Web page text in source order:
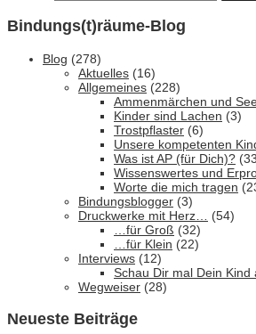
Bindungs(t)räume-Blog
Blog (278)
Aktuelles (16)
Allgemeines (228)
Ammenmärchen und
Kinder sind Lachen (3)
Trostpflaster (6)
Unsere kompetenten
Was ist AP (für Dich)?
Wissenswertes und
Worte die mich tragen
Bindungsblogger (3)
Druckwerke mit Herz… (54)
…für Groß (32)
…für Klein (22)
Interviews (12)
Schau Dir mal Dein Kind
Wegweiser (28)
Neueste Beiträge